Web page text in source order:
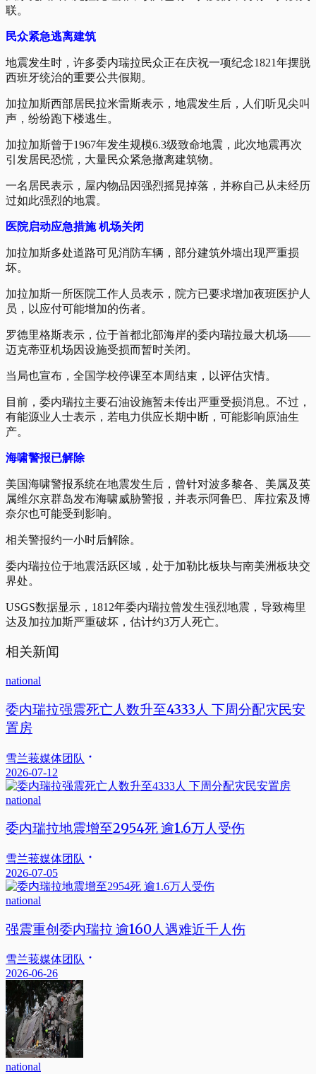
联。
民众紧急逃离建筑
地震发生时，许多委内瑞拉民众正在庆祝一项纪念1821年摆脱
西班牙统治的重要公共假期。
加拉加斯西部居民拉米雷斯表示，地震发生后，人们听见尖叫
声，纷纷跑下楼逃生。
加拉加斯曾于1967年发生规模6.3级致命地震，此次地震再次
引发居民恐慌，大量民众紧急撤离建筑物。
一名居民表示，屋内物品因强烈摇晃掉落，并称自己从未经历
过如此强烈的地震。
医院启动应急措施 机场关闭
加拉加斯多处道路可见消防车辆，部分建筑外墙出现严重损
坏。
加拉加斯一所医院工作人员表示，院方已要求增加夜班医护人
员，以应付可能增加的伤者。
罗德里格斯表示，位于首都北部海岸的委内瑞拉最大机场——
迈克蒂亚机场因设施受损而暂时关闭。
当局也宣布，全国学校停课至本周结束，以评估灾情。
目前，委内瑞拉主要石油设施暂未传出严重受损消息。不过，
有能源业人士表示，若电力供应长期中断，可能影响原油生
产。
海啸警报已解除
美国海啸警报系统在地震发生后，曾针对波多黎各、美属及英
属维尔京群岛发布海啸威胁警报，并表示阿鲁巴、库拉索及博
奈尔也可能受到影响。
相关警报约一小时后解除。
委内瑞拉位于地震活跃区域，处于加勒比板块与南美洲板块交
界处。
USGS数据显示，1812年委内瑞拉曾发生强烈地震，导致梅里
达及加拉加斯严重破坏，估计约3万人死亡。
相关新闻
national
委内瑞拉强震死亡人数升至4333人 下周分配灾民安
置房
雪兰莪媒体团队
2026-07-12
national
委内瑞拉地震增至2954死 逾1.6万人受伤
雪兰莪媒体团队
2026-07-05
national
强震重创委内瑞拉 逾160人遇难近千人伤
雪兰莪媒体团队
2026-06-26
national